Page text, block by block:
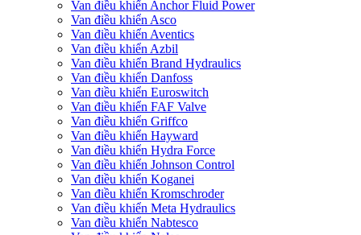
Van điều khiển Anchor Fluid Power
Van điều khiển Asco
Van điều khiển Aventics
Van điều khiển Azbil
Van điều khiển Brand Hydraulics
Van điều khiển Danfoss
Van điều khiển Euroswitch
Van điều khiển FAF Valve
Van điều khiển Griffco
Van điều khiển Hayward
Van điều khiển Hydra Force
Van điều khiển Johnson Control
Van điều khiển Koganei
Van điều khiển Kromschroder
Van điều khiển Meta Hydraulics
Van điều khiển Nabtesco